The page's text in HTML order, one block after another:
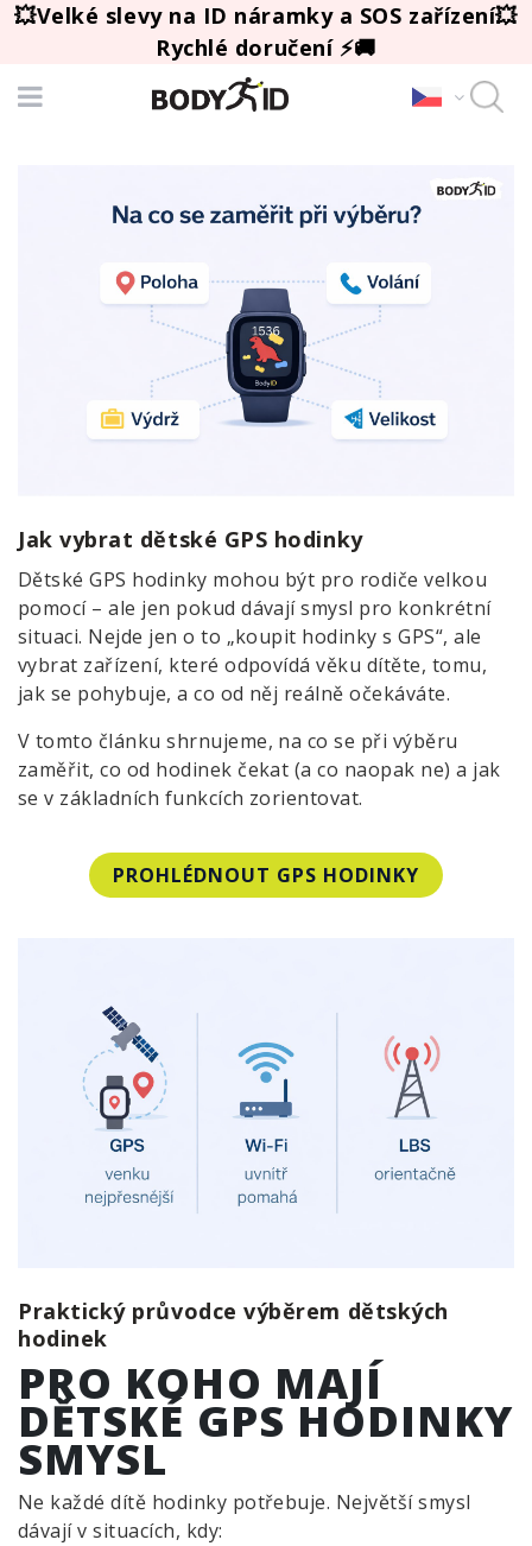
💥Velké slevy na ID náramky a SOS zařízení💥
Rychlé doručení ⚡🚚
Jak vybrat dětské GPS hodinky
Dětské GPS hodinky mohou být pro rodiče velkou
pomocí – ale jen pokud dávají smysl pro konkrétní
situaci. Nejde jen o to „koupit hodinky s GPS“, ale
vybrat zařízení, které odpovídá věku dítěte, tomu,
jak se pohybuje, a co od něj reálně očekáváte.
V tomto článku shrnujeme, na co se při výběru
zaměřit, co od hodinek čekat (a co naopak ne) a jak
se v základních funkcích zorientovat.
PROHLÉDNOUT GPS HODINKY
Praktický průvodce výběrem dětských
hodinek
PRO KOHO MAJÍ
DĚTSKÉ GPS HODINKY
SMYSL
Ne každé dítě hodinky potřebuje. Největší smysl
dávají v situacích, kdy: